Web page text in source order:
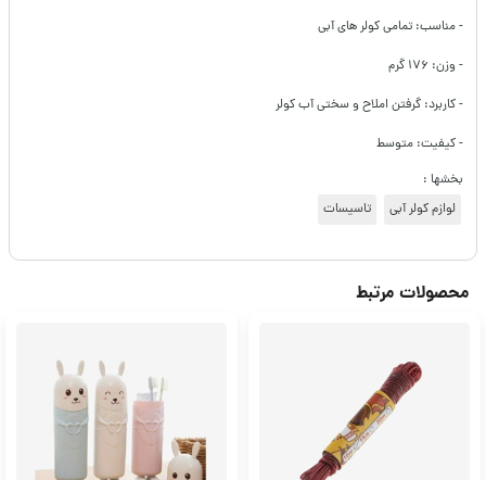
- مناسب: تمامی کولر های آبی
- وزن: ۱۷۶ گرم
- کاربرد: گرفتن املاح و سختی آب کولر
- کیفیت: متوسط
بخشها :
لوازم کولر آبی
تاسیسات
محصولات مرتبط